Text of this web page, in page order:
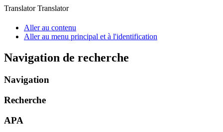
Translator Translator
Aller au contenu
Aller au menu principal et à l'identification
Navigation de recherche
Navigation
Recherche
APA